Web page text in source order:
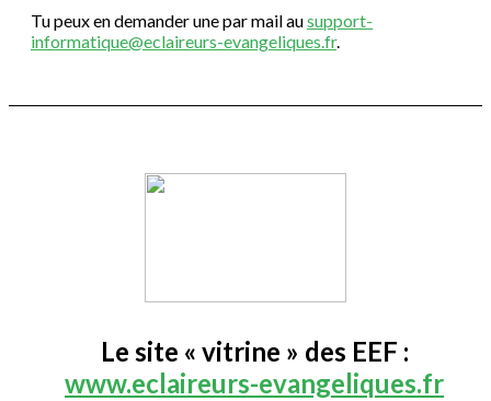
Tu peux en demander une par mail ausupport-
informatique@eclaireurs-evangeliques.fr.
Le site « vitrine » des EEF :
www.eclaireurs-evangeliques.fr